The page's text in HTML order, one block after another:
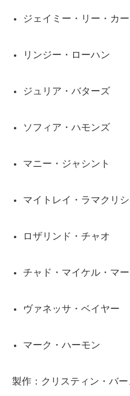
ジェイミー・リー・カ
リンジー・ローハン
ジュリア・バターズ
ソフィア・ハモンズ
マニー・ジャシント
マイトレイ・ラマクリ
ロザリンド・チャオ
チャド・マイケル・マー
ヴァネッサ・ベイヤー
マーク・ハーモン
製作：クリスティン・バ